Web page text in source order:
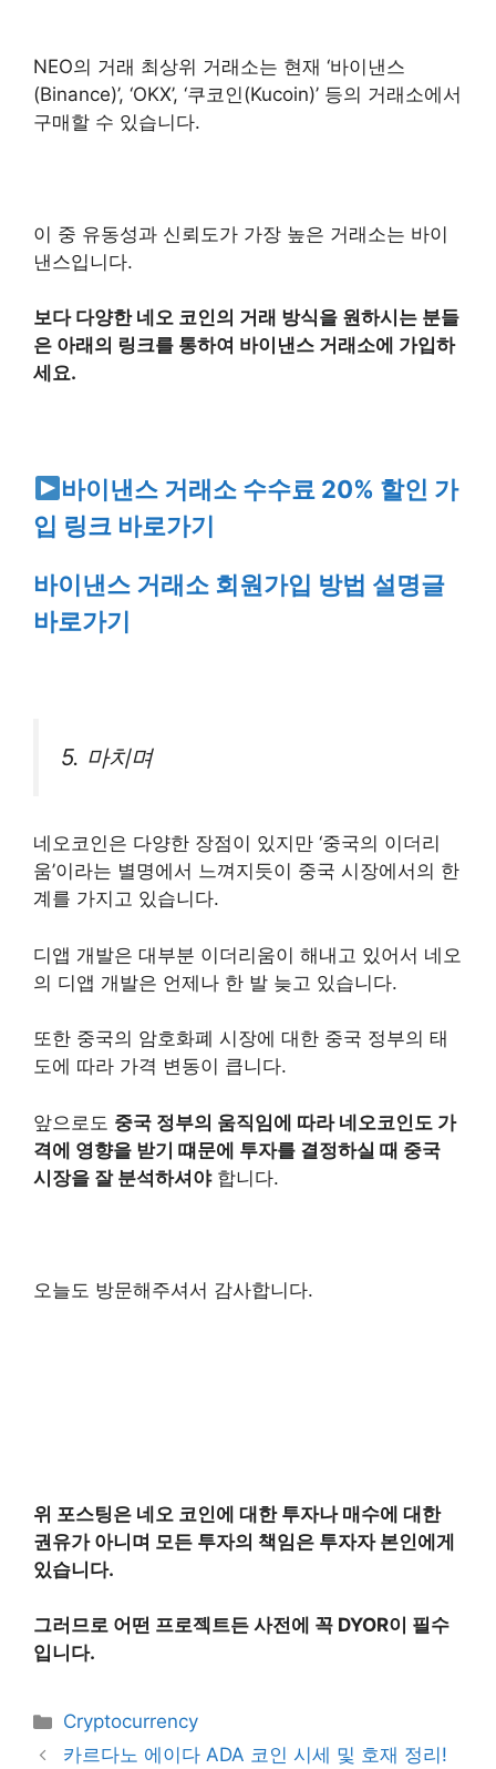
NEO의 거래 최상위 거래소는 현재 ‘바이낸스
(Binance)’, ‘OKX’, ‘쿠코인(Kucoin)’ 등의 거래소에서
구매할 수 있습니다.
이 중 유동성과 신뢰도가 가장 높은 거래소는 바이
낸스입니다.
보다 다양한 네오 코인의 거래 방식을 원하시는 분들
은 아래의 링크를 통하여 바이낸스 거래소에 가입하
세요.
바이낸스 거래소 수수료 20% 할인 가
입 링크 바로가기
바이낸스 거래소 회원가입 방법 설명글
바로가기
5. 마치며
네오코인은 다양한 장점이 있지만 ‘중국의 이더리
움’이라는 별명에서 느껴지듯이 중국 시장에서의 한
계를 가지고 있습니다.
디앱 개발은 대부분 이더리움이 해내고 있어서 네오
의 디앱 개발은 언제나 한 발 늦고 있습니다.
또한 중국의 암호화폐 시장에 대한 중국 정부의 태
도에 따라 가격 변동이 큽니다.
앞으로도 중국 정부의 움직임에 따라 네오코인도 가
격에 영향을 받기 떄문에 투자를 결정하실 때 중국
시장을 잘 분석하셔야합니다.
오늘도 방문해주셔서 감사합니다.
위 포스팅은 네오 코인에 대한 투자나 매수에 대한
권유가 아니며 모든 투자의 책임은 투자자 본인에게
있습니다.
그러므로 어떤 프로젝트든 사전에 꼭 DYOR이 필수
입니다.
Categories
Cryptocurrency
카르다노 에이다 ADA 코인 시세 및 호재 정리!